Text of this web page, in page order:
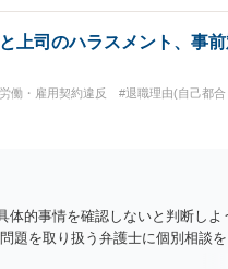
論点に分かれます。契約前なら、
ますが、修正余地があるうえ、後
で、資料等を持参の上弁護士に確
務所側の解除でも、解除理由によ
する建付けになっていることはあ
に解除したのにタレントへ違約金
欠くとして争いやすいです。逆に
る場合は、実損害の範囲で請求さ
、業務労災への適用はありません
打切り補償をせずに解雇した場
の休業補償と、所得補償保険の保
ありますでしょうか？ 業務労災の
認められると解されますので、会
謝料、入院費、入院慰謝料、後遺
（同僚の不注意等による事故）の
えられます。 労災で支払われた分
れますが、それを超えた部分は、
てもらうことになります。 会社
良い会社でしたら、自ら話してく
上司のハラスメント、事
働・雇用契約違反
#退職理由(自己都
体的事情を確認しないと判断しよ
題を取り扱う弁護士に個別相談